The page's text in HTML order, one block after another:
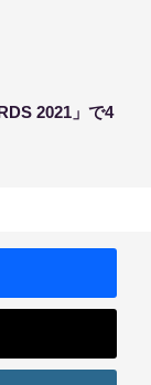
2021」で4